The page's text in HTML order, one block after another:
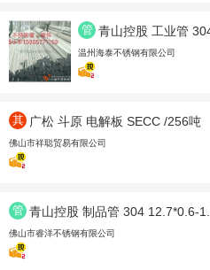
管
材
青山控股 工业管
温州海泰不锈钢有限公司
其
他
广松 斗原 电解板 SECC /256吨
佛山市祥聪贸易有限公司
管
材
青山控股 制品管 304 12.7*0.6-
佛山市睿洋不锈钢有限公司